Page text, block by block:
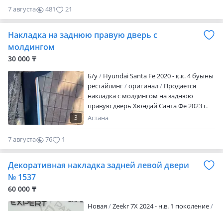
7 августа 481 21
Накладка на заднюю правую дверь с
молдингом
30 000 ₸
3
Б/y
Hyundai Santa Fe 2020 - қ.к. 4 буыны
рестайлинг
оригинал
Продается
накладка с молдингом на заднюю
правую дверь Хюндай Санта Фе 2023 г.
В., оригинал, все клипсы на месте. На
Астана
7 августа 76 1
Декоративная накладка задней левой двери
№ 1537
60 000 ₸
Новая
Zeekr 7X 2024 - н.в. 1 поколение